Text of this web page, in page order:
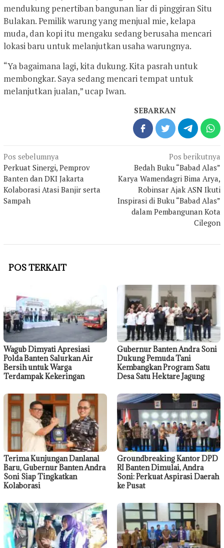
mendukung penertiban bangunan liar di pinggiran Situ
Bulakan. Pemilik warung yang menjual mie, kelapa
muda, dan kopi itu mengaku sedang berusaha mencari
lokasi baru untuk melanjutkan usaha warungnya.
“Ya bagaimana lagi, kita dukung. Kita pasrah untuk
membongkar. Saya sedang mencari tempat untuk
melanjutkan jualan,” ucap Iwan.
SEBARKAN
Navigasi
pos
Pos sebelumnya
Perkuat Sinergi, Pemprov
Banten dan DKI Jakarta
Kolaborasi Atasi Banjir serta
Sampah
Pos berikutnya
Bedah Buku “Babad Alas”
Karya Wamendagri Bima Arya,
Robinsar Ajak ASN Ikuti
Inspirasi di Buku “Babad Alas”
dalam Pembangunan Kota
Cilegon
POS TERKAIT
Wagub Dimyati Apresiasi
Polda Banten Salurkan Air
Bersih untuk Warga
Terdampak Kekeringan
Gubernur Banten Andra Soni
Dukung Pemuda Tani
Kembangkan Program Satu
Desa Satu Hektare Jagung
Terima Kunjungan Danlanal
Baru, Gubernur Banten Andra
Soni Siap Tingkatkan
Kolaborasi
Groundbreaking Kantor DPD
RI Banten Dimulai, Andra
Soni: Perkuat Aspirasi Daerah
ke Pusat